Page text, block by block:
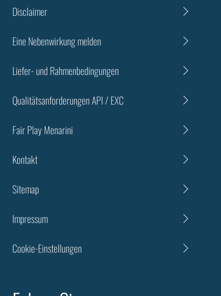
Disclaimer
Eine Nebenwirkung melden
Liefer- und Rahmenbedingungen
Qualitätsanforderungen API / EXC
Fair Play Menarini
Kontakt
Sitemap
Impressum
Cookie-Einstellungen